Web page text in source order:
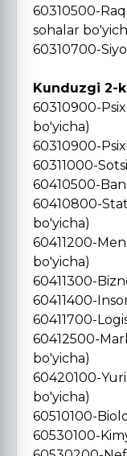
60310500-
sohalar
60310700-
Kunduzgi 2-
60310900-
bo'yicha)
60310900-
60311000-
60410500-
60410800-
bo'yicha)
60411200-
bo'yicha)
60411300-
60411400-
60411700-
60412500-
bo'yicha)
60420100-
bo'yicha)
60510100-
60530100-